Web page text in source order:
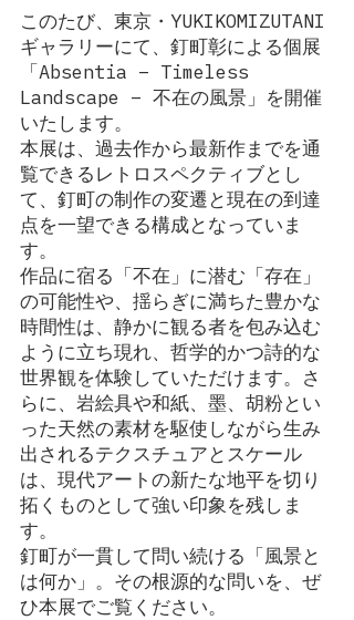
このたび、東京・YUKIKOMIZUTANI
ギャラリーにて、釘町彰による個展
「Absentia – Timeless
Landscape – 不在の風景」を開催
いたします。
本展は、過去作から最新作までを通
覧できるレトロスペクティブとし
て、釘町の制作の変遷と現在の到達
点を一望できる構成となっていま
す。
作品に宿る「不在」に潜む「存在」
の可能性や、揺らぎに満ちた豊かな
時間性は、静かに観る者を包み込む
ように立ち現れ、哲学的かつ詩的な
世界観を体験していただけます。さ
らに、岩絵具や和紙、墨、胡粉とい
った天然の素材を駆使しながら生み
出されるテクスチュアとスケール
は、現代アートの新たな地平を切り
拓くものとして強い印象を残しま
す。
釘町が一貫して問い続ける「風景と
は何か」。その根源的な問いを、ぜ
ひ本展でご覧ください。